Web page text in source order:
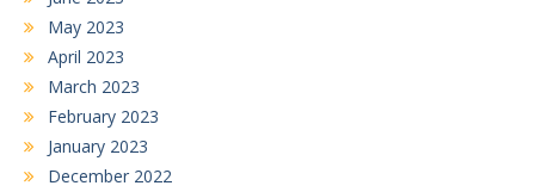
May 2023
April 2023
March 2023
February 2023
January 2023
December 2022